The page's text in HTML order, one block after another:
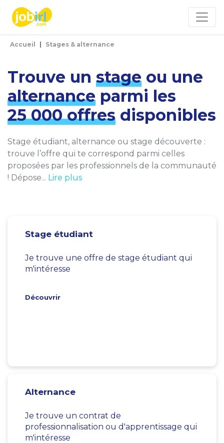
Accueil Stages & alternance
Trouve un stage ou une
alternance parmi les
25 000 offres disponibles
Stage étudiant, alternance ou stage découverte :
trouve l’offre qui te correspond parmi celles
proposées par les professionnels de la communauté
! Dépose... Lire plus
Stage étudiant
Je trouve une offre de stage étudiant qui
m'intéresse
Découvrir
Alternance
Je trouve un contrat de
professionnalisation ou d'apprentissage qui
m'intéresse
Panneau de gestion des cookies